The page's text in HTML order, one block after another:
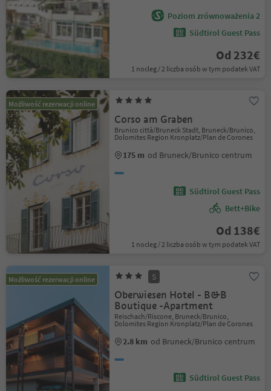
Poziom zrównoważenia 2
Südtirol Guest Pass
Od 232€
1 nocleg / 2 liczba osób w tym podatek VAT
Możliwość rezerwacji online
Corso am Graben
Brunico città/Bruneck Stadt, Bruneck/Brunico,
Dolomites Region Kronplatz/Plan de Corones
175 m od Bruneck/Brunico centrum
Südtirol Guest Pass
Bett+Bike
Od 138€
1 nocleg / 2 liczba osób w tym podatek VAT
Możliwość rezerwacji online S
Oberwiesen Hotel - B&B
Boutique -Apartment
Reischach/Riscone, Bruneck/Brunico,
Dolomites Region Kronplatz/Plan de Corones
2.8 km od Bruneck/Brunico centrum
Südtirol Guest Pass